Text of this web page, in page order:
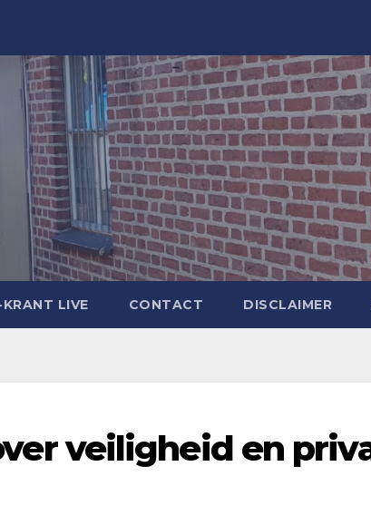
LIVE CONTACT DISCLAIMER
veiligheid en